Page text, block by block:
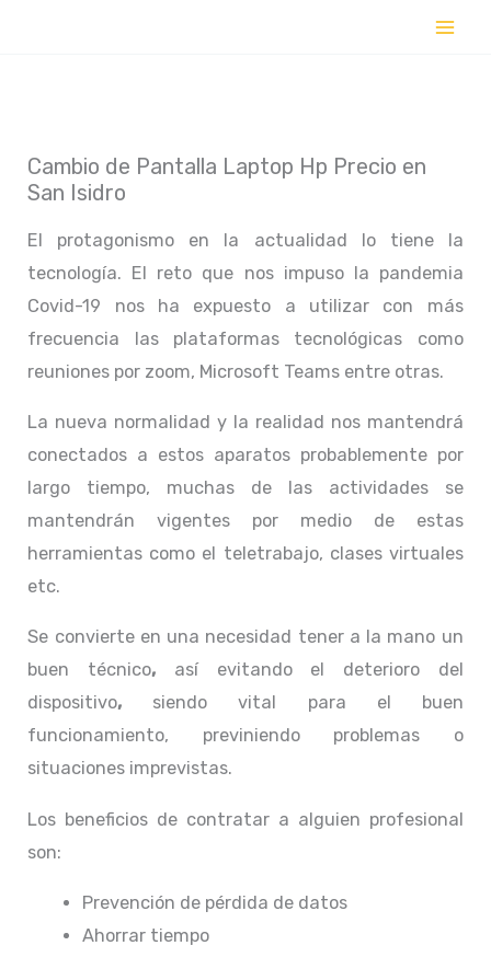
Cambio de Pantalla Laptop Hp Precio en
San Isidro
El protagonismo en la actualidad lo tiene la
tecnología. El reto que nos impuso la pandemia
Covid-19 nos ha expuesto a utilizar con más
frecuencia las plataformas tecnológicas como
reuniones por zoom, Microsoft Teams entre otras.
La nueva normalidad y la realidad nos mantendrá
conectados a estos aparatos probablemente por
largo tiempo, muchas de las actividades se
mantendrán vigentes por medio de estas
herramientas como el teletrabajo, clases virtuales
etc.
Se convierte en una necesidad tener a la mano un
buen técnico, así evitando el deterioro del
dispositivo, siendo vital para el buen
funcionamiento, previniendo problemas o
situaciones imprevistas.
Los beneficios de contratar a alguien profesional
son:
Prevención de pérdida de datos
Ahorrar tiempo